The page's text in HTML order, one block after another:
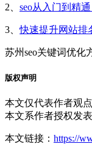
2、 seo从入门到精通
3、快速提升网站排
苏州seo关键词优化
版权声明
本文仅代表作者观
本文系作者授权发
本文链接： https://